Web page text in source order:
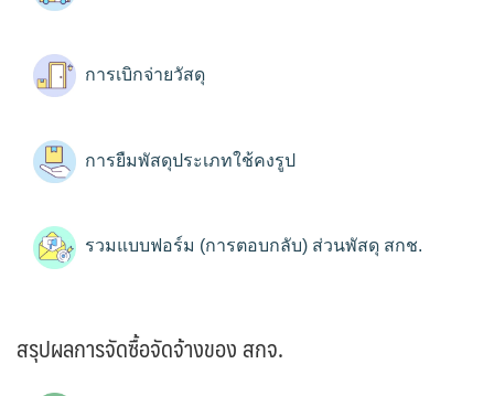
การเบิกจ่ายวัสดุ
การยืมพัสดุประเภทใช้คงรูป
รวมแบบฟอร์ม (การตอบกลับ) ส่วนพัสดุ สกช.
สรุปผลการจัดซื้อจัดจ้างของ สกจ.